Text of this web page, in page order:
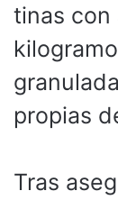
tinas con
propias
Tras